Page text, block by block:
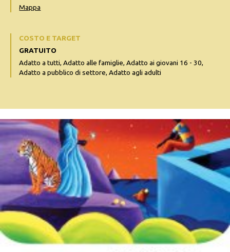
Mappa
COSTO E TARGET
GRATUITO
Adatto a tutti, Adatto alle famiglie, Adatto ai giovani 16 - 30,
Adatto a pubblico di settore, Adatto agli adulti